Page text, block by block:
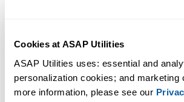
Cookies at ASAP Utilities
ASAP Utilities uses: essential and
personalization cookies; and marketing
more information, please see our
Gagnez du temps dans Excel.
simplement.
ASAP Utilities vous aide à gagner du temps et